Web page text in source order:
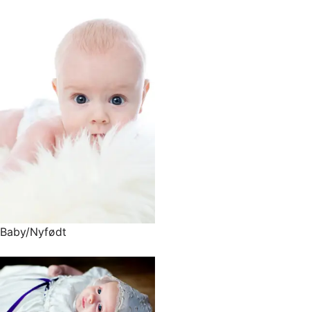
Baby/Nyfødt